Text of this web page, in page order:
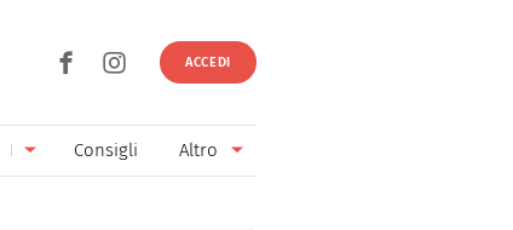
ACCEDI
Consigli Altro